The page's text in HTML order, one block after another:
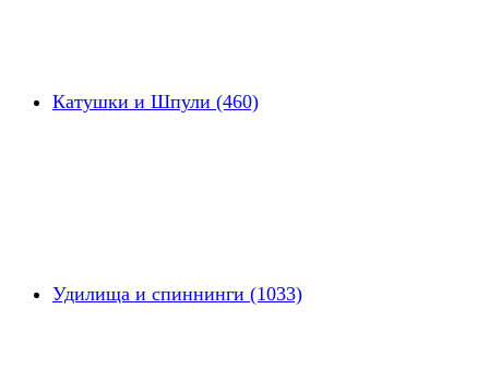
Катушки и Шпули (460)
Удилища и спиннинги (1033)